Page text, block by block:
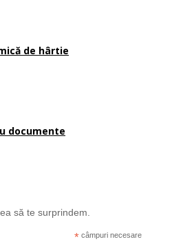
de hârtie
documente
să te surprindem.
* câmpuri necesare